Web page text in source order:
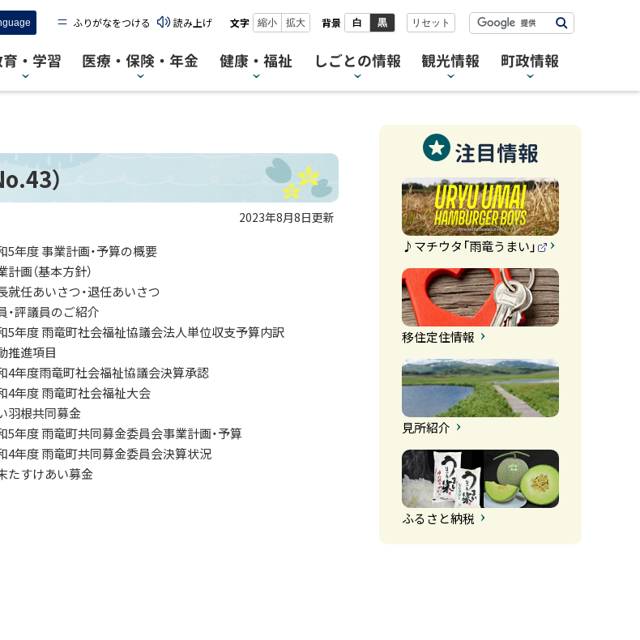
ふりがなをつける 読み上げ 文字 縮小 拡大 背景 白 黒 リセット
索
・学習 医療・保険・年金 健康・福祉 しごとの情報 観光情報 町政情報
）
2023年8月8日更新
5年度 事業計画・予算の概要
計画（基本方針）
就任あいさつ・退任あいさつ
・評議員のご紹介
5年度 雨竜町社会福祉協議会法人単位収支予算内訳
推進項目
4年度雨竜町社会福祉協議会決算承認
4年度 雨竜町社会福祉大会
羽根共同募金
5年度 雨竜町共同募金委員会事業計画・予算
4年度 雨竜町共同募金委員会決算状況
たすけあい募金
注目情報
♪マチウタ「雨竜うまい」
外
部
サ
イ
ト
移住定住情報
見所紹介
ふるさと納税